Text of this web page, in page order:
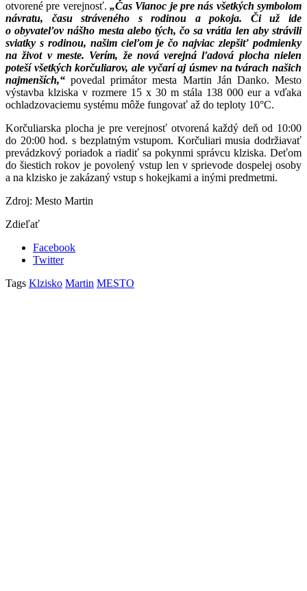
otvorené pre verejnosť. „Čas Vianoc je pre nás všetkých symbolom
návratu, času stráveného s rodinou a pokoja. Či už ide
o obyvateľov nášho mesta alebo tých, čo sa vrátia len aby strávili
sviatky s rodinou, našim cieľom je čo najviac zlepšiť podmienky
na život v meste. Verím, že nová verejná ľadová plocha nielen
poteší všetkých korčuliarov, ale vyčarí aj úsmev na tvárach našich
najmenších,“ povedal primátor mesta Martin Ján Danko. Mesto
výstavba klziska v rozmere 15 x 30 m stála 138 000 eur a vďaka
ochladzovaciemu systému môže fungovať až do teploty 10°C.
Korčuliarska plocha je pre verejnosť otvorená každý deň od 10:00
do 20:00 hod. s bezplatným vstupom. Korčuliari musia dodržiavať
prevádzkový poriadok a riadiť sa pokynmi správcu klziska. Deťom
do šiestich rokov je povolený vstup len v sprievode dospelej osoby
a na klzisko je zakázaný vstup s hokejkami a inými predmetmi.
Zdroj: Mesto Martin
Zdieľať
Facebook
Twitter
Tags Klzisko Martin MESTO